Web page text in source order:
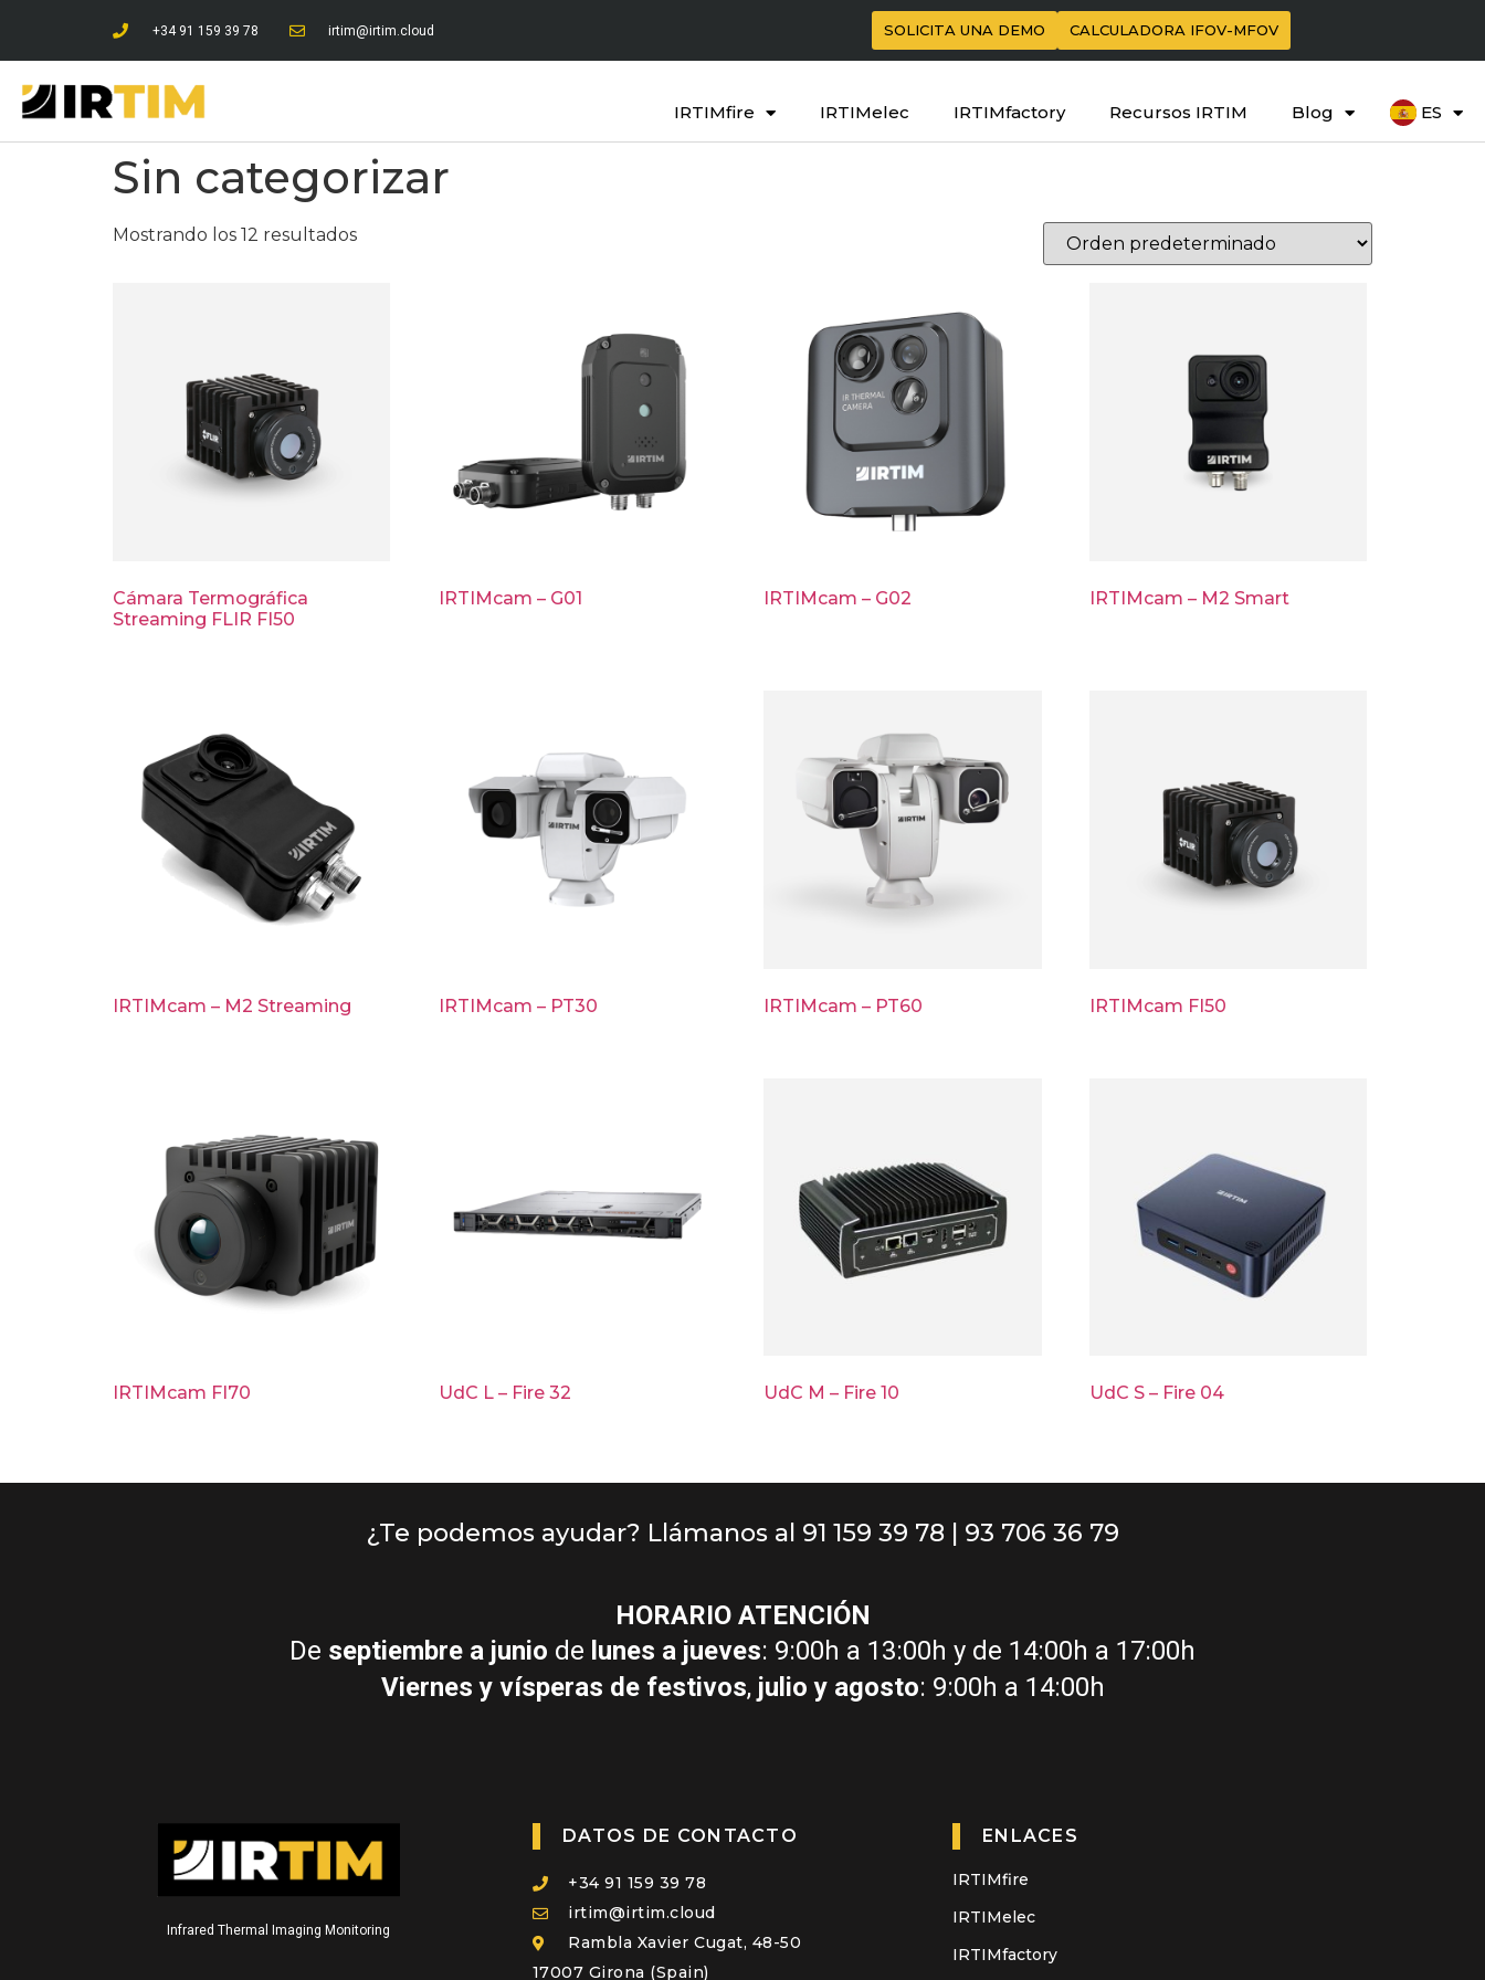
+34 91 159 39 78 irtim@irtim.cloud SOLICITA UNA DEMO CALCULADORA IFOV-MFOV
IRTIMfire IRTIMelec IRTIMfactory Recursos IRTIM Blog ES
Sin categorizar
Mostrando los 12 resultados
Cámara Termográfica
Streaming FLIR FI50
IRTIMcam – G01 IRTIMcam – G02 IRTIMcam – M2 Smart
IRTIMcam – M2 Streaming IRTIMcam – PT30 IRTIMcam – PT60 IRTIMcam FI50
IRTIMcam FI70 UdC L – Fire 32 UdC M – Fire 10 UdC S – Fire 04
¿Te podemos ayudar? Llámanos al 91 159 39 78 | 93 706 36 79
HORARIO ATENCIÓN
De septiembre a junio de lunes a jueves: 9:00h a 13:00h y de 14:00h a 17:00h
Viernes y vísperas de festivos, julio y agosto: 9:00h a 14:00h
Infrared Thermal Imaging Monitoring
DATOS DE CONTACTO
+34 91 159 39 78
irtim@irtim.cloud
Rambla Xavier Cugat, 48-50
17007 Girona (Spain)
ENLACES
IRTIMfire
IRTIMelec
IRTIMfactory